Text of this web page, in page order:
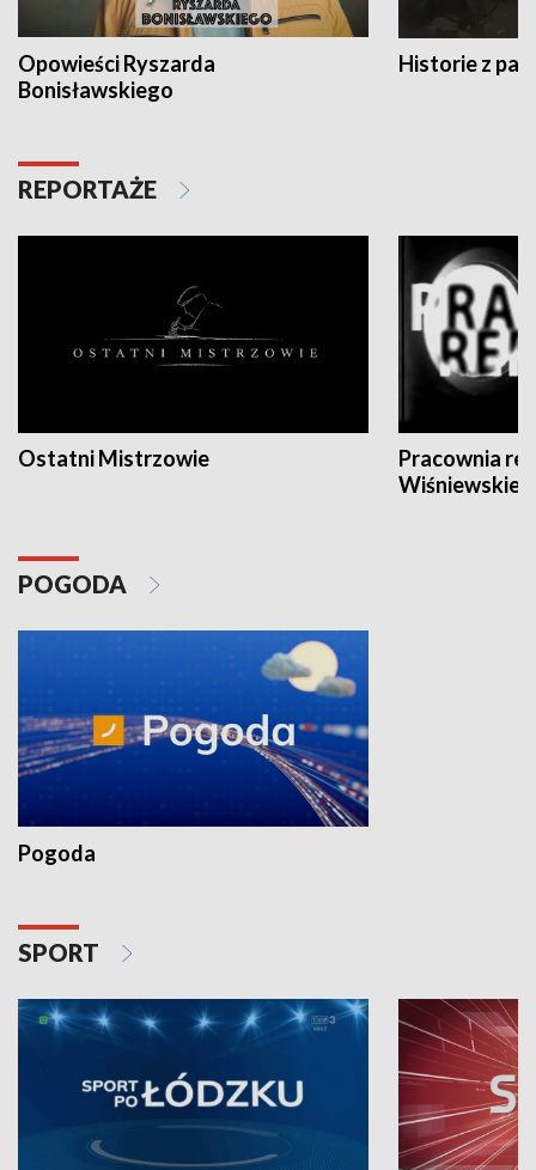
Opowieści Ryszarda
Bonisławskiego
Historie z
REPORTAŻE
Ostatni Mistrzowie
Pracownia
POGODA
Pogoda
SPORT